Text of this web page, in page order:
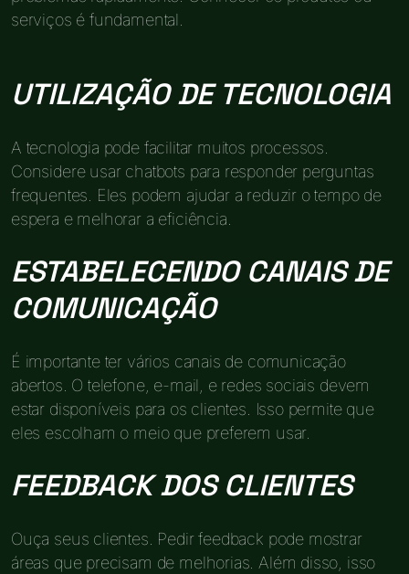
serviços é fundamental.
UTILIZAÇÃO DE TECNOLOGIA
A tecnologia pode facilitar muitos processos.
Considere usar chatbots para responder perguntas
frequentes. Eles podem ajudar a reduzir o tempo de
espera e melhorar a eficiência.
ESTABELECENDO CANAIS DE
COMUNICAÇÃO
É importante ter vários canais de comunicação
abertos. O telefone, e-mail, e redes sociais devem
estar disponíveis para os clientes. Isso permite que
eles escolham o meio que preferem usar.
FEEDBACK DOS CLIENTES
Ouça seus clientes. Pedir feedback pode mostrar
áreas que precisam de melhorias. Além disso, isso